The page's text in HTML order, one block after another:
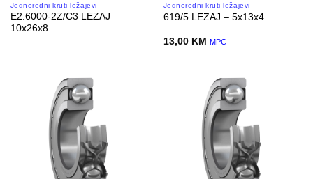
Jednoredni kruti ležajevi
E2.6000-2Z/C3 LEZAJ –
10x26x8
Jednoredni kruti ležajevi
619/5 LEZAJ – 5x13x4
13,00 KM MPC